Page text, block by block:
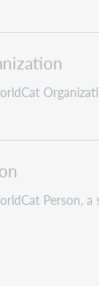
Person, a